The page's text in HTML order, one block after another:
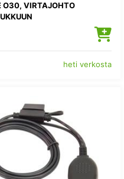
O30, VIRTAJOHTO
heti verkosta